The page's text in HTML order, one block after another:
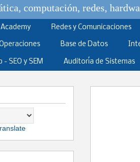
computación, redes,
Redes y Comunicaciones
Base de Datos
SEO y SEM Auditoría de Sistemas